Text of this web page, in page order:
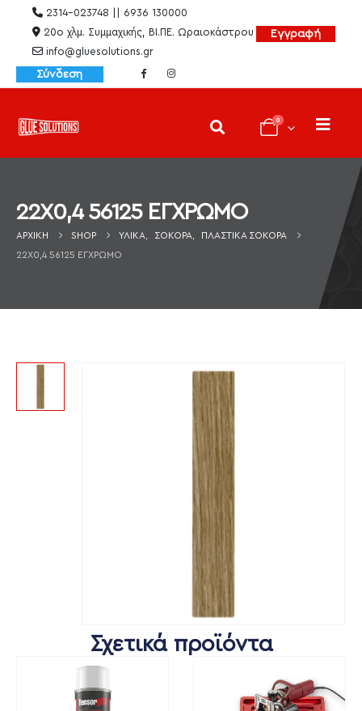
2314-023748 || 6936 130000
20ο χλμ. Συμμαχικής, ΒΙ.ΠΕ. Ωραιοκάστρου
info@gluesolutions.gr
Εγγραφή
Σύνδεση
0
22X0,4 56125 ΕΓΧΡΩΜΟ
ΑΡΧΙΚΉ SHOP ΥΛΙΚΆ, ΣΌΚΟΡΑ,
ΠΛΑΣΤΙΚΆ ΣΌΚΟΡΑ
22X0,4 56125 ΕΓΧΡΩΜΟ
Σχετικά προϊόντα